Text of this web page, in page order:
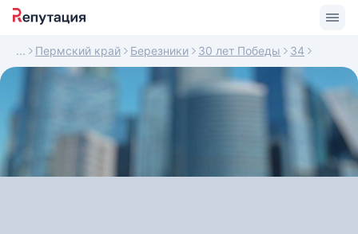
Пермский край Березники 30 лет Победы 34